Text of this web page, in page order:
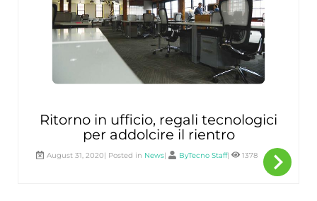
Ritorno in ufficio, regali tecnologici
per addolcire il rientro
August 31, 2020| Posted in News| ByTecno Staff| 1378 navigate_next